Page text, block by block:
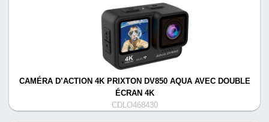
CAMÉRA D’ACTION 4K PRIXTON DV850 AQUA AVEC DOUBLE
ÉCRAN 4K
CDLO468430